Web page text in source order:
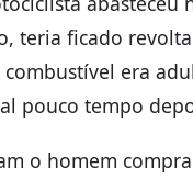
teria ficado
era
pouco tempo
o homem